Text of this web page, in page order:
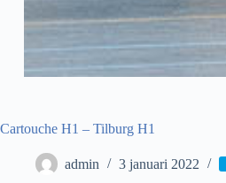
Cartouche H1 – Tilburg H1
admin 3 januari 2022